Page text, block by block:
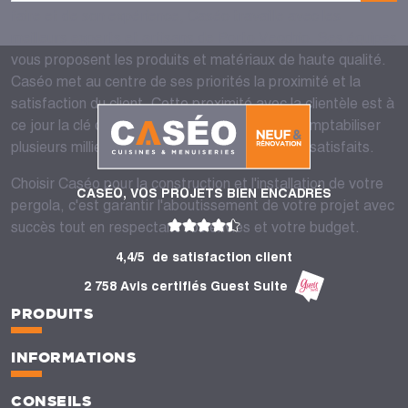
vous proposent les produits et matériaux de haute qualité.
Caséo met au centre de ses priorités la proximité et la
satisfaction du client. Cette proximité avec la clientèle est à
ce jour la clé de son succès et lui permet de comptabiliser
plusieurs milliers de consommateurs fidèles et satisfaits.
Choisir Caséo pour la construction et l'installation de votre
pergola, c'est garantir l'aboutissement de votre projet avec
succès tout en respectant vos envies et votre budget.
CASÉO, VOS PROJETS BIEN ENCADRÉS
4,4/5
de satisfaction client
2 758 Avis certifiés Guest Suite
PRODUITS
INFORMATIONS
CONSEILS